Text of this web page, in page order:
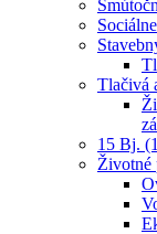
Tlačivá
15 Bj.
Životné